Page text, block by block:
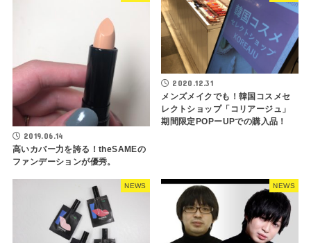
2019.06.14
高いカバー力を誇る！theSAMEの
ファンデーションが優秀。
2020.12.31
メンズメイクでも！韓国コスメセ
レクトショップ「コリアージュ」
期間限定POPーUPでの購入品！
NEWS NEWS